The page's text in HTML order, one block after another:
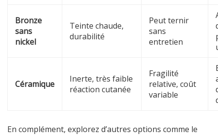
Bronze
sans
nickel
Teinte chaude,
durabilité
Peut ternir
sans
entretien
Céramique
Inerte, très faible
réaction cutanée
Fragilité
relative, coût
variable
En complément, explorez d’autres options comme le